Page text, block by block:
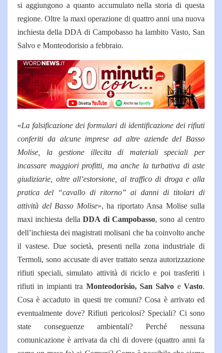
si aggiungono a quanto accumulato nella storia di questa
regione. Oltre la maxi operazione di quattro anni una nuova
inchiesta della DDA di Campobasso ha lambito Vasto, San
Salvo e Monteodorisio a febbraio.
«La falsificazione dei formulari di identificazione dei rifiuti
conferiti da alcune imprese ad altre aziende del Basso
Molise, la gestione illecita di materiali speciali per
incassare maggiori profitti, ma anche la turbativa di aste
giudiziarie, oltre all’estorsione, al traffico di droga e alla
pratica del “cavallo di ritorno” ai danni di titolari di
attività del Basso Molise», ha riportato Ansa Molise sulla
maxi inchiesta dellaDDA di Campobasso, sono al centro
dell’inchiesta dei magistrati molisani che ha coinvolto anche
il vastese. Due società, presenti nella zona industriale di
Termoli, sono accusate di aver trattato senza autorizzazione
rifiuti speciali, simulato attività di riciclo e poi trasferiti i
rifiuti in impianti tra Monteodorisio, San Salvo e Vasto.
Cosa è accaduto in questi tre comuni? Cosa è arrivato ed
eventualmente dove? Rifiuti pericolosi? Speciali? Ci sono
state conseguenze ambientali? Perché nessuna
comunicazione è arrivata da chi di dovere (quattro anni fa